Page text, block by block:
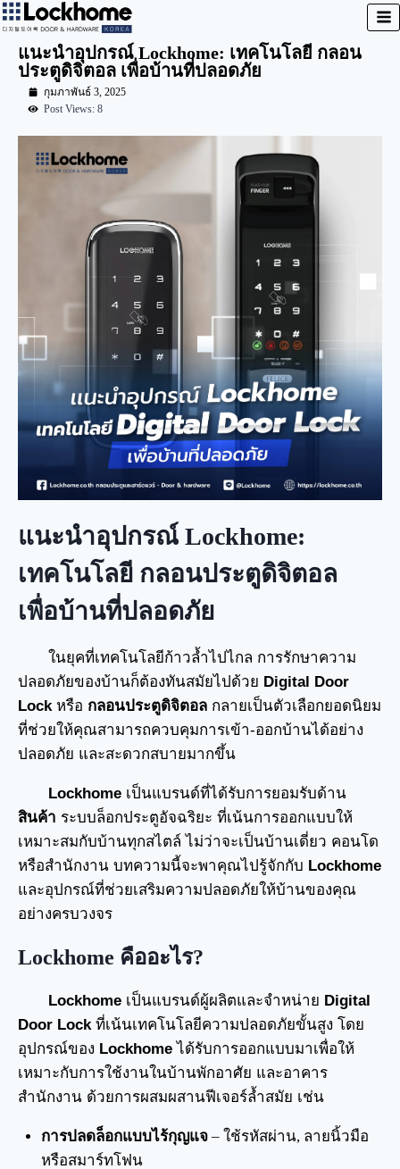
แนะนำอุปกรณ์ Lockhome: เทคโนโลยี กลอน
ประตูดิจิตอล เพื่อบ้านที่ปลอดภัย
กุมภาพันธ์ 3, 2025
Post Views: 8
แนะนำอุปกรณ์ Lockhome:
เทคโนโลยี กลอนประตูดิจิตอล
เพื่อบ้านที่ปลอดภัย
ในยุคที่เทคโนโลยีก้าวล้ำไปไกล การรักษาความ
ปลอดภัยของบ้านก็ต้องทันสมัยไปด้วย Digital Door
Lock หรือ กลอนประตูดิจิตอล กลายเป็นตัวเลือกยอดนิยม
ที่ช่วยให้คุณสามารถควบคุมการเข้า-ออกบ้านได้อย่าง
ปลอดภัย และสะดวกสบายมากขึ้น
Lockhome เป็นแบรนด์ที่ได้รับการยอมรับด้าน
สินค้า ระบบล็อกประตูอัจฉริยะ ที่เน้นการออกแบบให้
เหมาะสมกับบ้านทุกสไตล์ ไม่ว่าจะเป็นบ้านเดี่ยว คอนโด
หรือสำนักงาน บทความนี้จะพาคุณไปรู้จักกับ Lockhome
และอุปกรณ์ที่ช่วยเสริมความปลอดภัยให้บ้านของคุณ
อย่างครบวงจร
Lockhome คืออะไร?
Lockhome เป็นแบรนด์ผู้ผลิตและจำหน่าย Digital
Door Lock ที่เน้นเทคโนโลยีความปลอดภัยขั้นสูง โดย
อุปกรณ์ของ Lockhome ได้รับการออกแบบมาเพื่อให้
เหมาะกับการใช้งานในบ้านพักอาศัย และอาคาร
สำนักงาน ด้วยการผสมผสานฟีเจอร์ล้ำสมัย เช่น
การปลดล็อกแบบไร้กุญแจ– ใช้รหัสผ่าน, ลายนิ้วมือ
หรือสมาร์ทโฟน